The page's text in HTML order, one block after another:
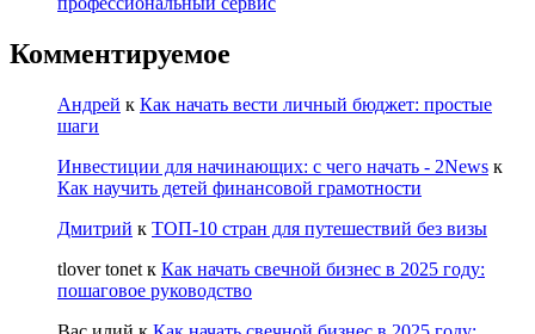
Комментируемое
Андрей к Как начать вести личный бюджет: простые
шаги
Инвестиции для начинающих: с чего начать - 2News к
Как научить детей финансовой грамотности
Дмитрий к ТОП-10 стран для путешествий без визы
tlover tonet к Как начать свечной бизнес в 2025 году:
пошаговое руководство